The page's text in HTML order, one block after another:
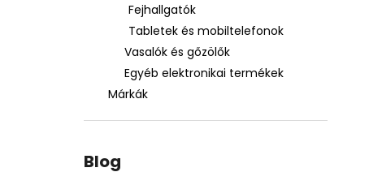
Fejhallgatók
Tabletek és mobiltelefonok
Vasalók és gőzölők
Egyéb elektronikai termékek
Márkák
Blog